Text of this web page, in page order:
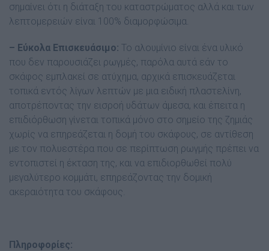
σημαίνει ότι η διάταξη του καταστρώματος αλλά και των
λεπτομερειών είναι 100% διαμορφώσιμα.
– Εύκολα Επισκευάσιμο: Το αλουμίνιο είναι ένα υλικό
που δεν παρουσιάζει ρωγμές, παρόλα αυτά εάν το
σκάφος εμπλακεί σε ατύχημα, αρχικά επισκευάζεται
τοπικά εντός λίγων λεπτών με μια ειδική πλαστελίνη,
αποτρέποντας την εισροή υδάτων άμεσα, και έπειτα η
επιδιόρθωση γίνεται τοπικά μόνο στο σημείο της ζημιάς
χωρίς να επηρεάζεται η δομή του σκάφους, σε αντίθεση
με τον πολυεστέρα που σε περίπτωση ρωγμής πρέπει να
εντοπιστεί η έκταση της, και να επιδιορθωθεί πολύ
μεγαλύτερο κομμάτι, επηρεάζοντας την δομική
ακεραιότητα του σκάφους.
Πληροφορίες: